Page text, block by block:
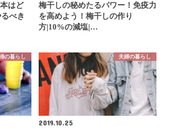
はど
べき
梅干しの秘めたるパワー！免疫力
を高めよう！梅干しの作り
方|10%の減塩|…
の暮らし 夫婦の暮らし
2019.10.25